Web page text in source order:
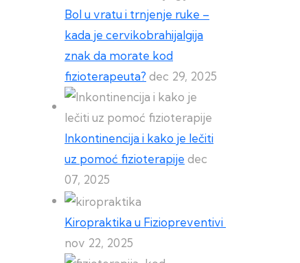
Bol u vratu i trnjenje ruke –
kada je cervikobrahijalgija
znak da morate kod
fizioterapeuta? dec 29, 2025
Inkontinencija i kako je lečiti
uz pomoć fizioterapije dec
07, 2025
Kiropraktika u Fiziopreventivi
nov 22, 2025